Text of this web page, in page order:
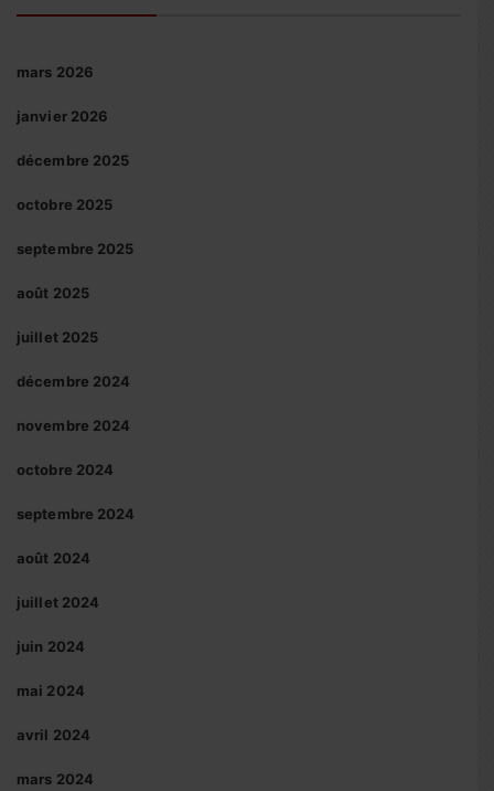
mars 2026
janvier 2026
décembre 2025
octobre 2025
septembre 2025
août 2025
juillet 2025
décembre 2024
novembre 2024
octobre 2024
septembre 2024
août 2024
juillet 2024
juin 2024
mai 2024
avril 2024
mars 2024